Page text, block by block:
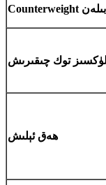
Counterweight بىلەن
توك چىقىرىش
ھەق ئېلىش